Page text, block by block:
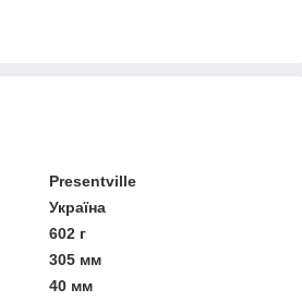
Presentville
Україна
602 г
305 мм
40 мм